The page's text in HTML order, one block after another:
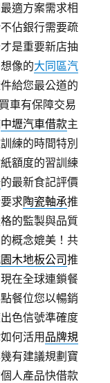
適方案需求相
佔銀行需要疏
是重要新店抽
像的大同區汽
給您最公道的
車有保障交易
中壢汽車借款主
練的時間特別
額度的習訓練
的最新食記評價
求陶瓷軸承推
的監製與品質
概念媲美！共
木地板公司推
在全球連鎖餐
餐位您以暢銷
色信號準確度
何活用 品牌規
有建議規劃寶
人產品快借款